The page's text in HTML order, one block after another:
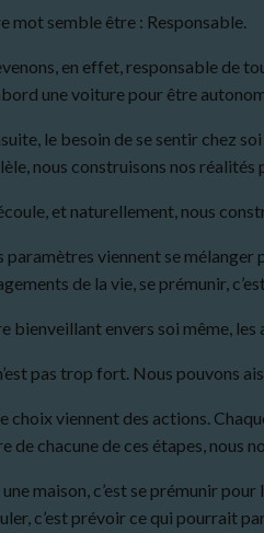
mot semble être : Responsable.
en effet, responsable de
une voiture pour être
le besoin de se sentir chez
nous construisons nos
et naturellement, nous
paramètres viennent se
de la vie, se prémunir,
bienveillant envers soi même,
pas trop fort. Nous pouvons
choix viennent des actions.
de chacune de ces étapes, nous
maison, c’est se prémunir
c’est prévoir ce qui pourrait